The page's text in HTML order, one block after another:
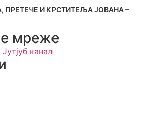
И КРСТИТЕЉА ЈОВАНА –
мреже
канал